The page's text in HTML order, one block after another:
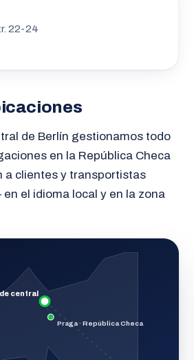
22-24
de Berlín gestionamos todo
en la República Checa
a clientes y transportistas
el idioma local y en la zona
central
Praga · República Checa